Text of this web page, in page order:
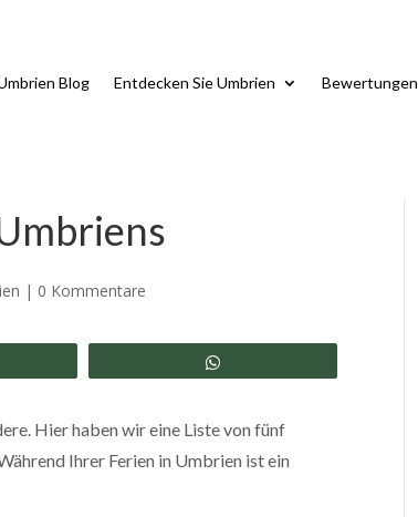
Blog Entdecken Sie Umbrien Bewertungen
| 0 Kommentare
Hier haben wir eine Liste von fünf
Ihrer Ferien in Umbrien ist ein